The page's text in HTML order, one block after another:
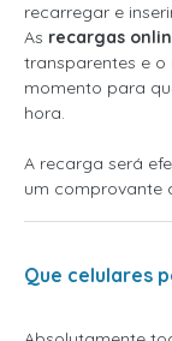
recarregar e
As recargas
transparentes e
momento para
hora.
A recarga será
um comprovante
Que celulares